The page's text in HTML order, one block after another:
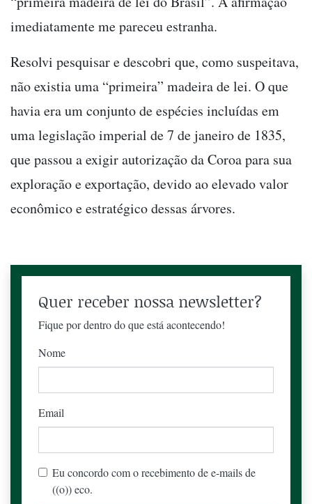
imediatamente me pareceu estranha.
Resolvi pesquisar e descobri que, como suspeitava,
não existia uma “primeira” madeira de lei. O que
havia era um conjunto de espécies incluídas em
uma legislação imperial de 7 de janeiro de 1835,
que passou a exigir autorização da Coroa para sua
exploração e exportação, devido ao elevado valor
econômico e estratégico dessas árvores.
Quer receber nossa newsletter?
Fique por dentro do que está acontecendo!
Nome
Email
Eu concordo com o recebimento de e-mails de
((o)) eco.